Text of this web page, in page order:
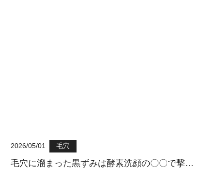
2026/05/01 毛穴
毛穴に溜まった黒ずみは酵素洗顔の〇〇で撃…